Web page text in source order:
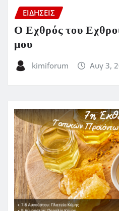
ΕΙΔΗΣΕΙΣ
Ο Εχθρός του
μου
kimiforum Αυγ 3,